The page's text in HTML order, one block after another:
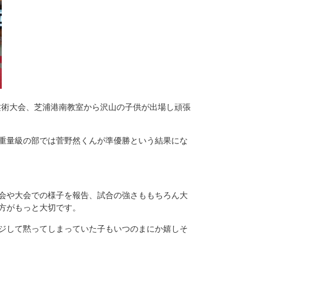
大会、芝浦港南教室から沢山の子供が出場し頑張
量級の部では菅野然くんが準優勝という結果にな
や大会での様子を報告、試合の強さももちろん大
がもっと大切です。
して黙ってしまっていた子もいつのまにか嬉しそ